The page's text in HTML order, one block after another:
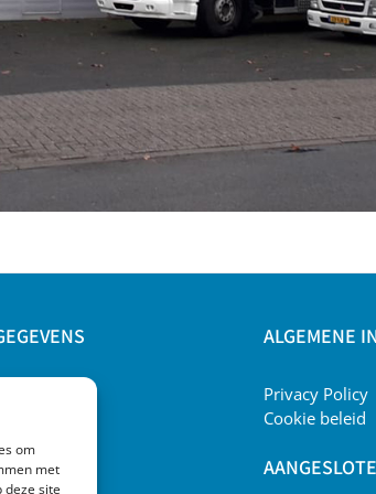
om
met
deze site
ALGEMENE
Privacy Policy
Cookie beleid